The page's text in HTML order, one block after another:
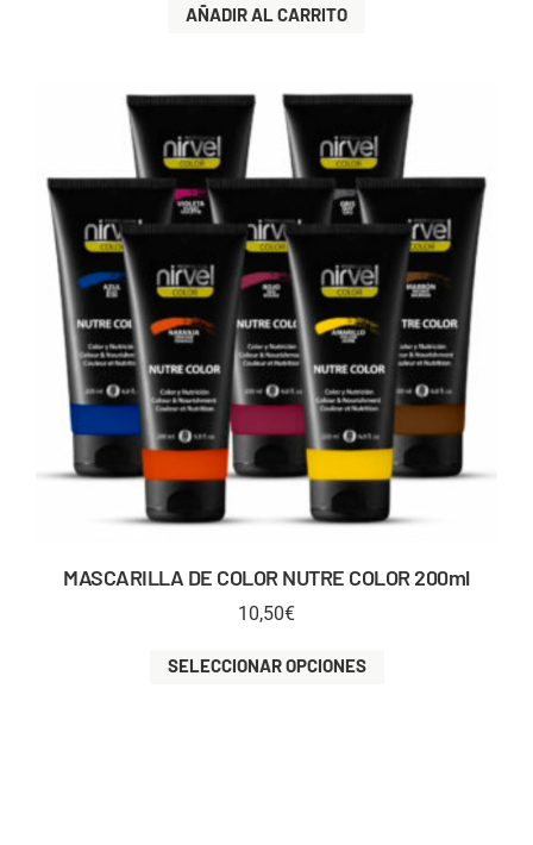
AÑADIR AL CARRITO
MASCARILLA DE COLOR NUTRE COLOR 200ml
10,50€
SELECCIONAR OPCIONES